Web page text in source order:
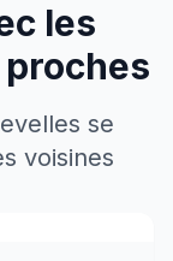
les
se
voisines